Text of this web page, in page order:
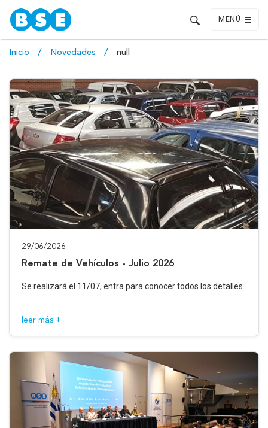
MENÚ
Inicio Novedades null
29/06/2026
Remate de Vehículos - Julio 2026
Se realizará el 11/07, entra para conocer todos los detalles.
leer más +